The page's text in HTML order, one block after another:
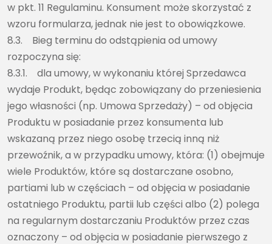
w pkt. 11 Regulaminu. Konsument może skorzystać z
wzoru formularza, jednak nie jest to obowiązkowe.
8.3. Bieg terminu do odstąpienia od umowy
rozpoczyna się:
8.3.1. dla umowy, w wykonaniu której Sprzedawca
wydaje Produkt, będąc zobowiązany do przeniesienia
jego własności (np. Umowa Sprzedaży) – od objęcia
Produktu w posiadanie przez konsumenta lub
wskazaną przez niego osobę trzecią inną niż
przewoźnik, a w przypadku umowy, która: (1) obejmuje
wiele Produktów, które są dostarczane osobno,
partiami lub w częściach – od objęcia w posiadanie
ostatniego Produktu, partii lub części albo (2) polega
na regularnym dostarczaniu Produktów przez czas
oznaczony – od objęcia w posiadanie pierwszego z